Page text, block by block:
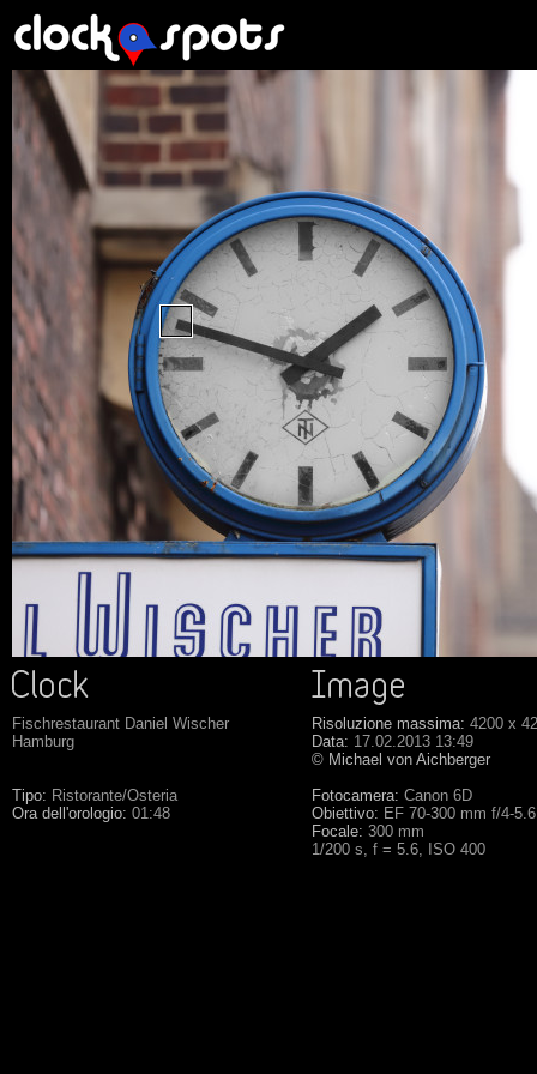
Fischrestaurant Daniel Wischer
Hamburg
Tipo: Ristorante/Osteria
Ora dell'orologio: 01:48
Risoluzione massima: 4200 x
Data: 17.02.2013 13:49
© Michael von Aichberger
Fotocamera: Canon 6D
Obiettivo: EF 70-300 mm f/4-
Focale: 300 mm
1/200 s, f = 5.6, ISO 400